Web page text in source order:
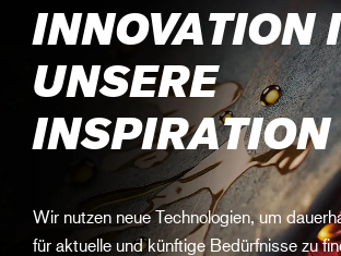
INNOVATION
UNSERE
INSPIRATION
Wir nutzen neue Technologien, um
für aktuelle und künftige Bedürfnisse zu